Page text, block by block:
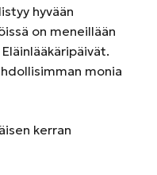
hyvään
on meneillään
monia
kerran